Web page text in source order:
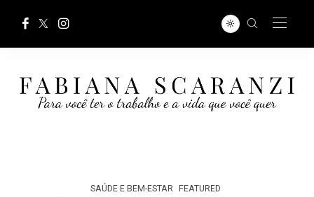
SAÚDE E BEM-ESTAR FEATURED